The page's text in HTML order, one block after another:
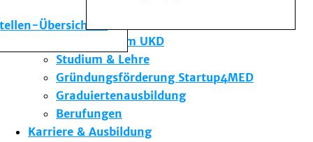
Übersicht
Die Institute des UKD
Forschung am UKD
Studium & Lehre
Gründungsförderung Startup4MED
Graduiertenausbildung
Berufungen
Karriere & Ausbildung